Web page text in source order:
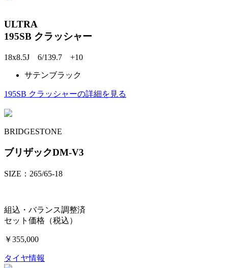
ULTRA
195SB クラッシャー
18x8.5J 6/139.7 +10
サテンブラック
195SB クラッシャーの詳細を見る
BRIDGESTONE
ブリザックDM-V3
SIZE：265/65-18
組込・バランス調整済
セット価格（税込）
￥355,000
タイヤ情報